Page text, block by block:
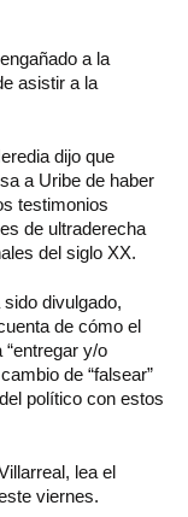
a la
asistir a la
dijo que
a Uribe de haber
testimonios
de ultraderecha
del siglo XX.
divulgado,
de cómo el
y/o
de “falsear”
político con estos
lea el
viernes.